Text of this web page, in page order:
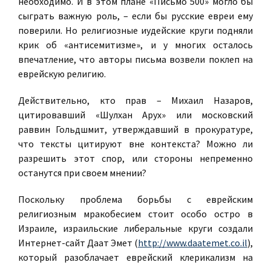
сыграть важную роль, – если бы русские евреи ему
поверили. Но религиозные иудейские круги подняли
крик об «антисемитизме», и у многих осталось
впечатление, что авторы письма возвели поклеп на
еврейскую религию.
Действительно, кто прав – Михаил Назаров,
цитировавший «Шулхан Арух» или московский
раввин Гольдшмит, утверждавший в прокуратуре,
что тексты цитируют вне контекста? Можно ли
разрешить этот спор, или стороны непременно
останутся при своем мнении?
Поскольку проблема борьбы с еврейским
религиозным мракобесием стоит особо остро в
Израиле, израильские либеральные круги создали
Интернет-сайт Даат Эмет (http://www.daatemet.co.il),
который разоблачает еврейский клерикализм на